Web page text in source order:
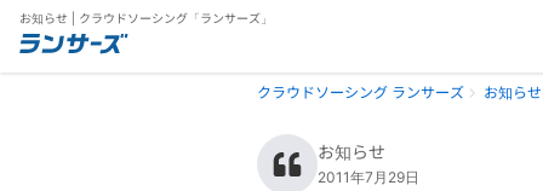
お知らせ | クラウドソーシング「ランサーズ」
クラウドソーシング ランサーズ お知らせ
お知らせ
2011年7月29日